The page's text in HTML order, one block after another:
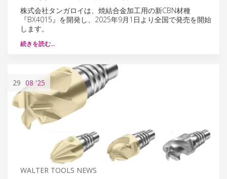
株式会社タンガロイは、焼結合金加工用の新CBN材種
『BX4015』を開発し、2025年9月1日より全国で発売を開始
します。
続きを読む…
29 08 '25
WALTER TOOLS NEWS